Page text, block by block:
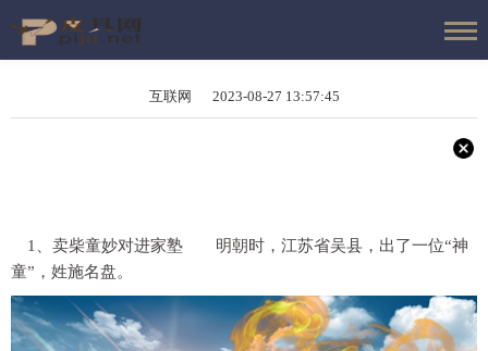
互联网 2023-08-27 13:57:45
1、卖柴童妙对进家塾 明朝时，江苏省吴县，出了一位“神
童”，姓施名盘。